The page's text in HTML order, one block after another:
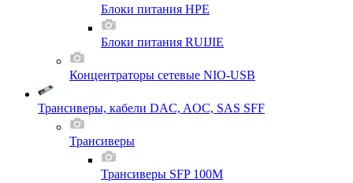
Блоки питания HPE
Блоки питания RUIJIE
Концентраторы сетевые NIO-USB
Трансиверы, кабели DAC, AOC, SAS SFF
Трансиверы
Трансиверы SFP 100M